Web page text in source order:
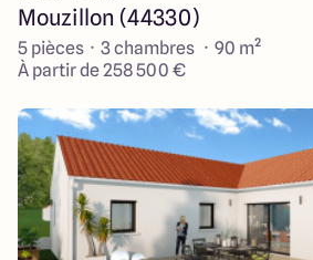
Mouzillon (44330)
5 pièces · 3 chambres · 90 m²
À partir de 258 500 €